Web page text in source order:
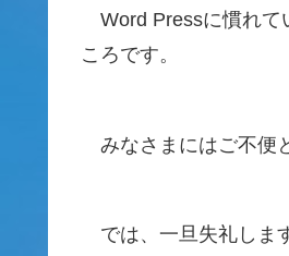
Word Pressに慣れて
ころです。
みなさまにはご不便
では、一旦失礼しま